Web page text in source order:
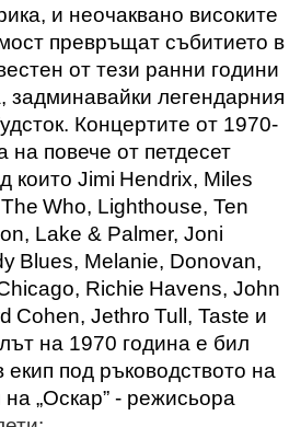
и неочаквано високите
превръщат събитието в
от тези ранни години
задминавайки легендарния
Концертите от 1970-
на повече от петдесет
които Jimi Hendrix, Miles
The Who, Lighthouse, Ten
, Lake & Palmer, Joni
Blues, Melanie, Donovan,
, Richie Havens, John
Cohen, Jethro Tull, Taste и
на 1970 година е бил
под ръководството на
„Оскар” - режисьора